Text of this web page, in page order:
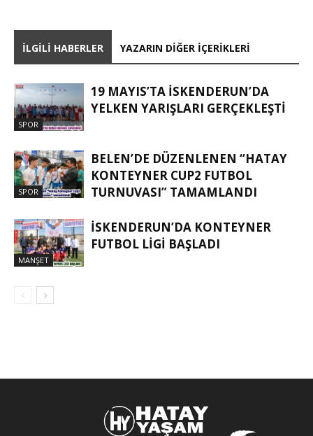
İLGILI HABERLER YAZARIN DIĞER İÇERIKLERI
SPOR
19 MAYIS’TA İSKENDERUN’DA
YELKEN YARIŞLARI GERÇEKLEŞTI
SPOR
BELEN’DE DÜZENLENEN “HATAY
KONTEYNER CUP2 FUTBOL
TURNUVASI” TAMAMLANDI
MANŞET
İSKENDERUN’DA KONTEYNER
FUTBOL LİGİ BAŞLADI